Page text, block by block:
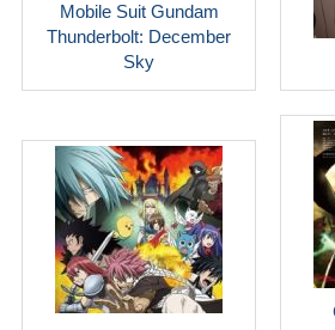
Mobile Suit Gundam
Thunderbolt: December
Sky